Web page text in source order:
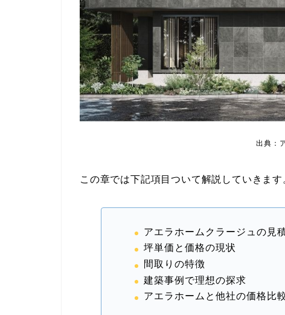
出典：
この章では下記項目ついて解説していきます
アエラホームクラージュの見
坪単価と価格の現状
間取りの特徴
建築事例で理想の探求
アエラホームと他社の価格比